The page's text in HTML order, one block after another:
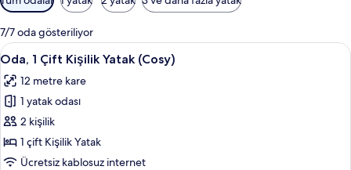
için
mevcut
filtreler
7/7 oda gösteriliyor
Oda,
1
Çift
Kişilik
Yatak
(Cosy)
için
Oda, 1 Çift Kişilik Yatak (Cosy) | Anti
6
Oda, 1 Çift Kişilik Yatak (Cosy)
12 metre kare
1 yatak odası
2 kişilik
1 çift Kişilik Yatak
Ücretsiz kablosuz internet